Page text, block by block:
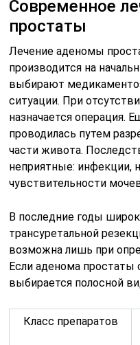
Современное
простаты
Лечение аденомы
производится на
выбирают
ситуации. При
назначается операция.
проводилась путем
части живота.
неприятные: инфекции,
чувствительности
В последние годы
трансуретальной
возможна лишь при
Если аденома
выбирается полосной
Класс препаратов